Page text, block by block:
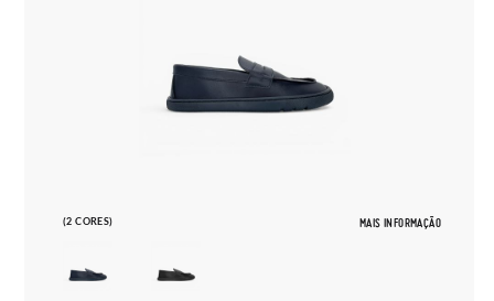
(2 CORES) MAIS INFORMAÇÃO